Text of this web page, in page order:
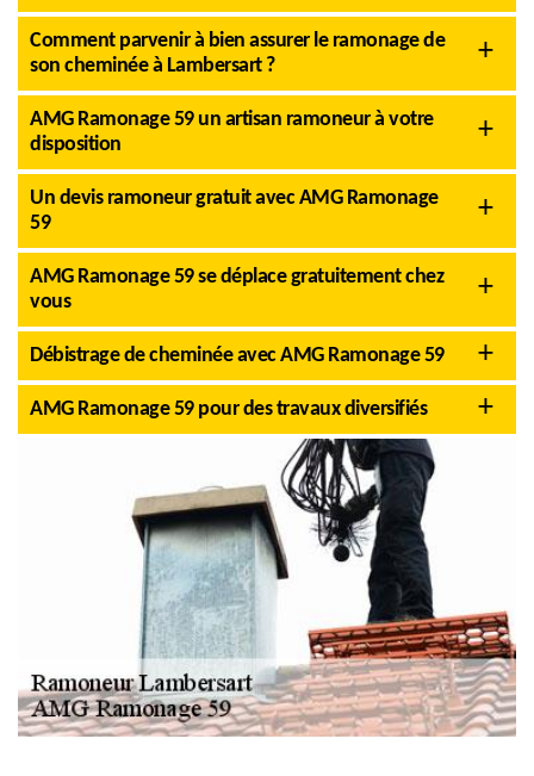
Comment parvenir à bien assurer le ramonage de
son cheminée à Lambersart ?
AMG Ramonage 59 un artisan ramoneur à votre
disposition
Un devis ramoneur gratuit avec AMG Ramonage
59
AMG Ramonage 59 se déplace gratuitement chez
vous
Débistrage de cheminée avec AMG Ramonage 59
AMG Ramonage 59 pour des travaux diversifiés